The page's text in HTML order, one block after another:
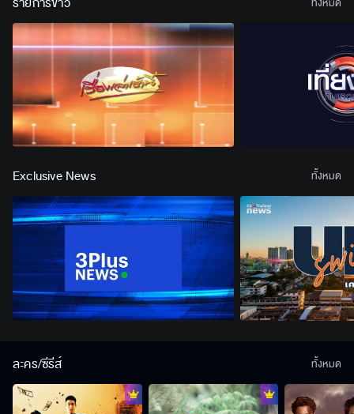
Exclusive News ทั้งหมด
ละคร/ซีรีส์ ทั้งหมด